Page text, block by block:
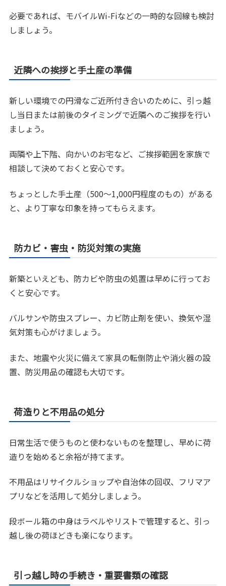
必要であれば、モバイルWi-Fiなどの一時的な回線も検討
しましょう。
近隣への挨拶と手土産の準備
新しい環境での円滑なご近所付き合いのために、引っ越
し当日または前後のタイミングで近隣へのご挨拶を行い
ましょう。
両隣や上下階、向かいのお宅など、ご挨拶範囲を家族で
相談して決めておくと安心です。
ちょっとした手土産（500～1,000円程度のもの）がある
と、より丁寧な印象を持ってもらえます。
防カビ・害虫・防災対策の実施
新築といえども、防カビや防虫の処置は早めに行ってお
くと安心です。
バルサンや防虫スプレー、カビ防止剤を使い、換気や湿
気対策も心がけましょう。
また、地震や火災に備えて家具の転倒防止や消火器の設
置、防災用品の確認も大切です。
荷造りと不用品の処分
日常生活で使うものと使わないものを整理し、早めに荷
造りを始めると余裕が持てます。
不用品はリサイクルショップや自治体の回収、フリマア
プリなどを活用して処分しましょう。
段ボール箱の中身はラベルやリストで管理すると、引っ
越し後の荷ほどきも楽になります。
引っ越し時の手続き・重要書類の確認